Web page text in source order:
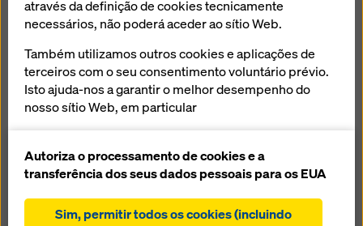
Muskrat Falls -
Doka como
parceiro para o
maior projeto
de construção
através da definição de cookies tecnicamente
necessários, não poderá aceder ao sítio Web.
Também utilizamos outros cookies e aplicações de
terceiros com o seu consentimento voluntário prévio.
Isto ajuda-nos a garantir o melhor desempenho do
nosso sítio Web, em particular
nosso sítio Web (cookies funcionais e
estatísticos),
ao utilizar a loja online Doka (cookies funcionais e
Autoriza o processamento de cookies e a
transferência dos seus dados pessoais para os EUA
Sim, permitir todos os cookies (incluindo